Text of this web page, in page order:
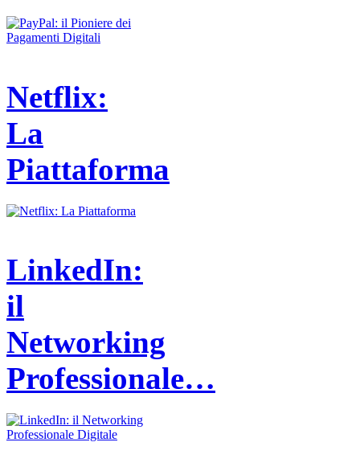
Netflix:
La
Piattaforma
LinkedIn:
il
Networking
Professionale…